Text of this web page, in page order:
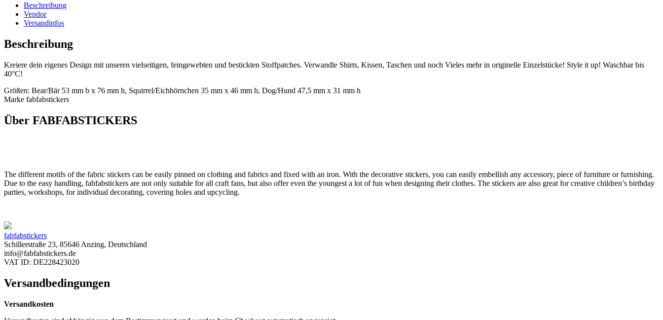
Beschreibung
Vendor
Versandinfos
Beschreibung
Kreiere dein eigenes Design mit unseren vielseitigen, feingewebten und bestickten Stoffpatches. Verwandle Shirts, Kissen, Taschen und noch Vieles mehr in originelle Einzelstücke! Style it up! Waschbar bis
40°C!
Größen: Bear/Bär 53 mm b x 76 mm h, Squirrel/Eichhörnchen 35 mm x 46 mm h, Dog/Hund 47,5 mm x 31 mm h
Marke fabfabstickers
Über FABFABSTICKERS
The different motifs of the fabric stickers can be easily pinned on clothing and fabrics and fixed with an iron. With the decorative stickers, you can easily embellish any accessory, piece of furniture or furnishing.
Due to the easy handling, fabfabstickers are not only suitable for all craft fans, but also offer even the youngest a lot of fun when designing their clothes. The stickers are also great for creative children’s birthday
parties, workshops, for individual decorating, covering holes and upcycling.
fabfabstickers
Schillerstraße 23, 85646 Anzing, Deutschland
info@fabfabstickers.de
VAT ID: DE228423020
Versandbedingungen
Versandkosten